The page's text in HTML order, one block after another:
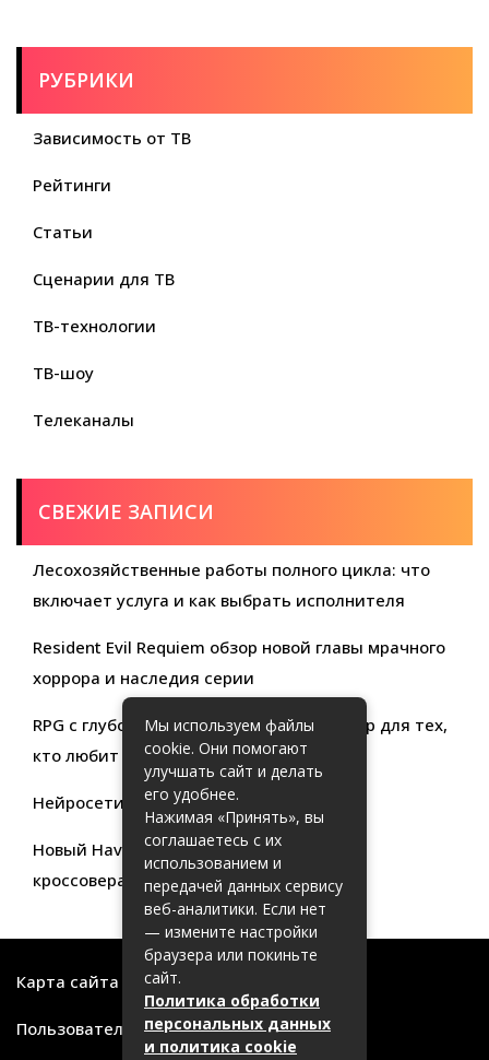
РУБРИКИ
Зависимость от ТВ
Рейтинги
Статьи
Сценарии для ТВ
ТВ-технологии
ТВ-шоу
Телеканалы
СВЕЖИЕ ЗАПИСИ
Лесохозяйственные работы полного цикла: что
включает услуга и как выбрать исполнителя
Resident Evil Requiem обзор новой главы мрачного
хоррора и наследия серии
RPG с глубокой кастомизацией обзор игр для тех,
кто любит свободу выбора
Нейросети для продуктивности
Новый Haval Jolion: обзор современного
кроссовера для активной жизни
Карта сайта
Пользовательское соглашение
Мы используем файлы
cookie. Они помогают
улучшать сайт и делать
его удобнее.
Нажимая «Принять», вы
соглашаетесь с их
использованием и
передачей данных сервису
веб-аналитики. Если нет
— измените настройки
браузера или покиньте
сайт.
Политика обработки
персональных данных
и политика cookie